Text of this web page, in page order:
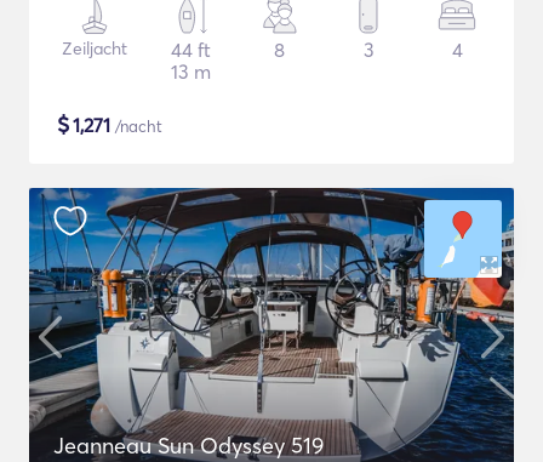
Zeiljacht
44 ft
13 m
8 3 4
$1,271 /nacht
Jeanneau Sun Odyssey 519